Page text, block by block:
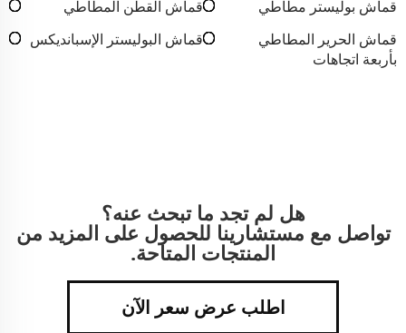
قماش بوليستر مطاطي
قماش القطن المطاطي
قماش الحرير المطاطي
بأربعة اتجاهات
قماش البوليستر الإسبانديكس
هل لم تجد ما تبحث عنه؟
تواصل مع مستشارينا للحصول على المزيد من
المنتجات المتاحة.
اطلب عرض سعر الآن